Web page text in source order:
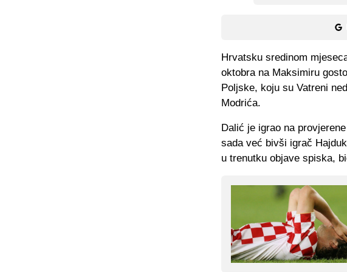
Hrvatsku sredinom
oktobra na Maksimiru
Poljske, koju su Vatreni
Modrića.
Dalić je igrao na
sada već bivši igrač
u trenutku objave spiska,